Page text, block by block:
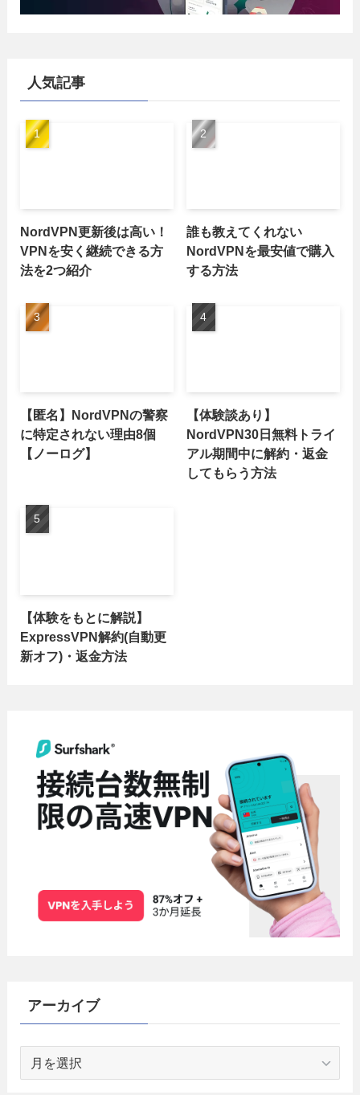
人気記事
NordVPN更新後は高い！
VPNを安く継続できる方
法を2つ紹介
誰も教えてくれない
NordVPNを最安値で購入
する方法
【匿名】NordVPNの警察
に特定されない理由8個
【ノーログ】
【体験談あり】
NordVPN30日無料トライ
アル期間中に解約・返金
してもらう方法
【体験をもとに解説】
ExpressVPN解約(自動更
新オフ)・返金方法
アーカイブ